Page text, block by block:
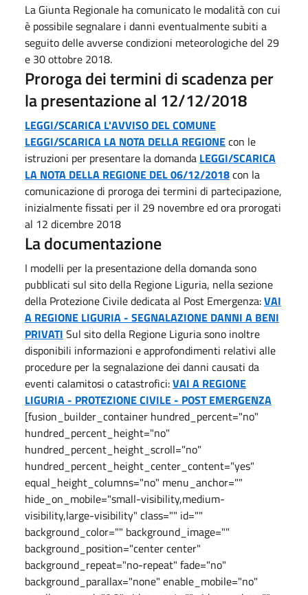
La Giunta Regionale ha comunicato le modalità con cui
è possibile segnalare i danni eventualmente subiti a
seguito delle avverse condizioni meteorologiche del 29
e 30 ottobre 2018.
Proroga dei termini di scadenza per
la presentazione al 12/12/2018
LEGGI/SCARICA L'AVVISO DEL COMUNE
LEGGI/SCARICA LA NOTA DELLA REGIONEcon le
istruzioni per presentare la domanda LEGGI/SCARICA
LA NOTA DELLA REGIONE DEL 06/12/2018con la
comunicazione di proroga dei termini di partecipazione,
inizialmente fissati per il 29 novembre ed ora prorogati
al 12 dicembre 2018
La documentazione
I modelli per la presentazione della domanda sono
pubblicati sul sito della Regione Liguria, nella sezione
della Protezione Civile dedicata al Post Emergenza:VAI
A REGIONE LIGURIA - SEGNALAZIONE DANNI A BENI
PRIVATI Sul sito della Regione Liguria sono inoltre
disponibili informazioni e approfondimenti relativi alle
procedure per la segnalazione dei danni causati da
eventi calamitosi o catastrofici:VAI A REGIONE
LIGURIA - PROTEZIONE CIVILE - POST EMERGENZA
[fusion_builder_container hundred_percent="no"
hundred_percent_height="no"
hundred_percent_height_scroll="no"
hundred_percent_height_center_content="yes"
equal_height_columns="no" menu_anchor=""
hide_on_mobile="small-visibility,medium-
visibility,large-visibility" class="" id=""
background_color="" background_image=""
background_position="center center"
background_repeat="no-repeat" fade="no"
background_parallax="none" enable_mobile="no"